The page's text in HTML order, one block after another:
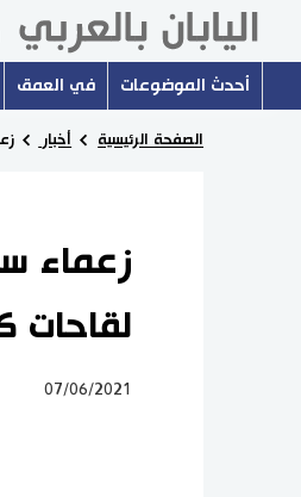
أحدث الموضوعات في العمق
الصفحة الرئيسية أخبار
زعماء
لقاحات
07/06/2021